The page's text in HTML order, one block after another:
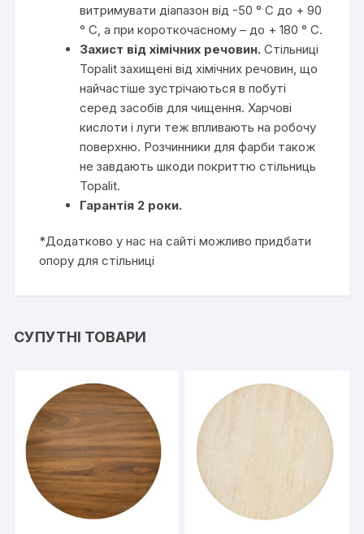
витримувати діапазон від -50 ° С до + 90
° С, а при короткочасному – до + 180 ° С.
Захист від хімічних речовин.Стільниці
Topalit захищені від хімічних речовин, що
найчастіше зустрічаються в побуті
серед засобів для чищення. Харчові
кислоти і луги теж впливають на робочу
поверхню. Розчинники для фарби також
не завдають шкоди покриттю стільниць
Topalit.
Гарантія 2 роки.
*Додатково у нас на сайті можливо придбати
опору для стільниці
СУПУТНІ ТОВАРИ